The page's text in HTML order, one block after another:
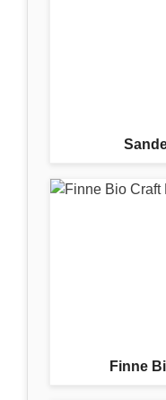
Finne